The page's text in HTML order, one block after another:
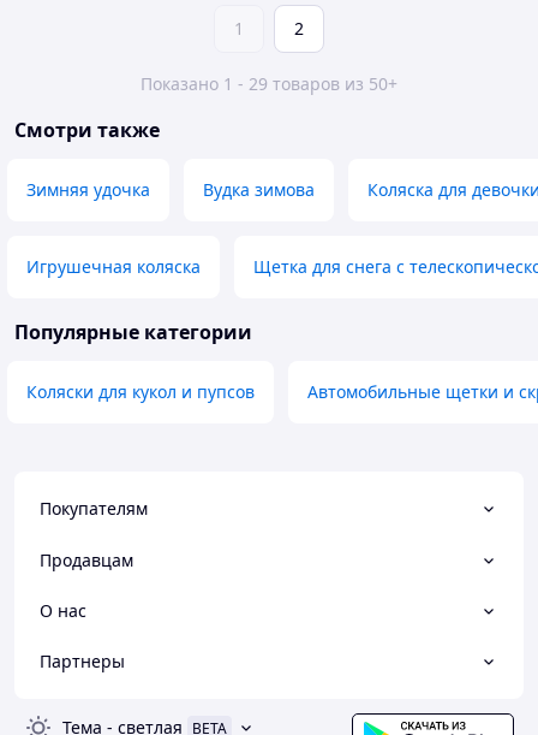
1 2
Показано 1 - 29 товаров из 50+
Смотри также
Зимняя удочка Вудка зимова Коляска для
Игрушечная коляска Щетка для снега с
Популярные категории
Коляски для кукол и пупсов Автомобильные щетки и
Покупателям
Продавцам
О нас
Партнеры
Тема - светлая BETA